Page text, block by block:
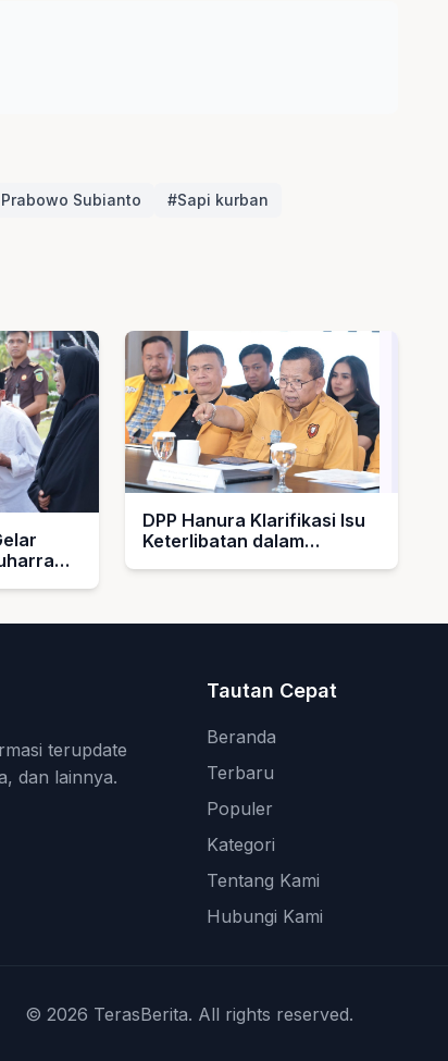
Subianto #Sapi kurban
DPP Hanura Klarifikasi Isu
Keterlibatan dalam
terupdate
dan lainnya.
Tautan Cepat
Beranda
Terbaru
Populer
Kategori
Tentang Kami
Hubungi Kami
© 2026 TerasBerita. All rights reserved.